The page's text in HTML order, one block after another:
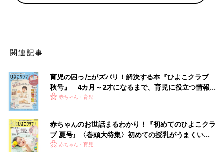
とめてオキシ漬け。漬け置きした後は洗濯ホースで水を吸い上
のはうれしいですね！
新調して2年のバスタオルをオキシ漬け！
関連記事
育児の困ったがズバリ！解決する本『ひよこクラブ
秋号』 4カ月～2才になるまで、育児に役立つ情報が
いっぱい！
赤ちゃん・育児
赤ちゃんのお世話まるわかり！『初めてのひよこクラ
ブ 夏号』〈巻頭大特集〉初めての授乳がうまくい
く！ おっぱい・ミルクの基本と夏のトラブル 解決テ
赤ちゃん・育児